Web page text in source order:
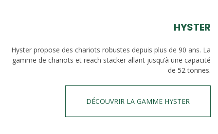
HYSTER
Hyster propose des chariots robustes depuis plus de 90 ans. La
gamme de chariots et reach stacker allant jusqu’à une capacité
de 52 tonnes.
DÉCOUVRIR LA GAMME HYSTER